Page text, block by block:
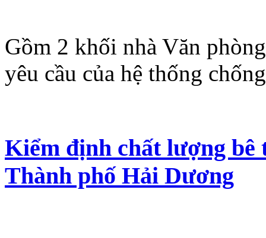
Gồm 2 khối nhà Văn
yêu cầu của hệ thống
Kiểm định chất lượng bê
Thành phố Hải Dương